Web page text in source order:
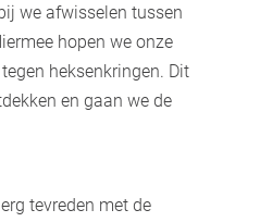
we afwisselen tussen
hopen we onze
heksenkringen. Dit
en gaan we de
tevreden met de